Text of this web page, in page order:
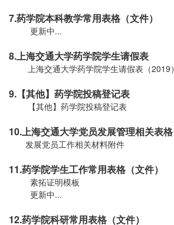
7.药学院本科教学常用表格（文件）
更新中...
8.上海交通大学药学院学生请假表
上海交通大学药学院学生请假表（2019）
9.【其他】药学院投稿登记表
【其他】药学院投稿登记表
10.上海交通大学党员发展管理相关表格
发展党员工作相关材料附件
11.药学院学生工作常用表格（文件）
素拓证明模板
更新中...
12.药学院科研常用表格（文件）